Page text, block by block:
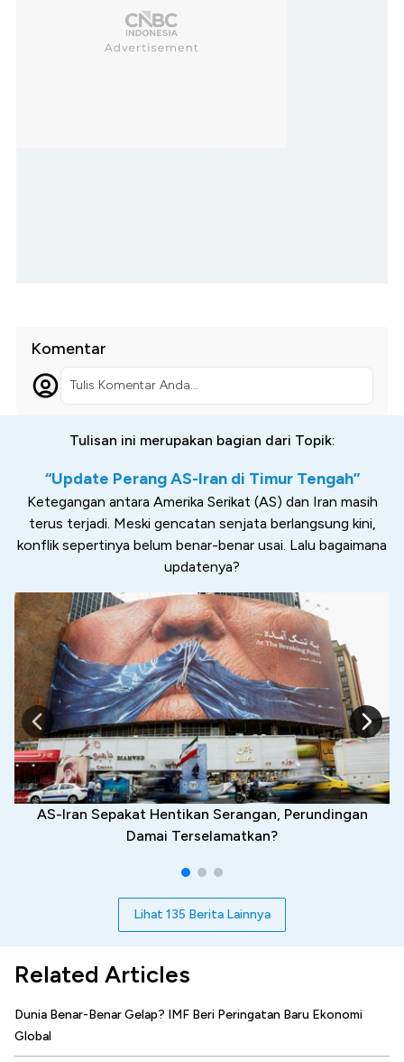
Komentar
Tulis Komentar Anda...
Tulisan ini merupakan bagian dari Topik:
“Update Perang AS-Iran di Timur Tengah”
Ketegangan antara Amerika Serikat (AS) dan Iran masih
terus terjadi. Meski gencatan senjata berlangsung kini,
konflik sepertinya belum benar-benar usai. Lalu bagaimana
updatenya?
AS-Iran Sepakat Hentikan Serangan, Perundingan
Damai Terselamatkan?
Lihat 135 Berita Lainnya
Related Articles
Dunia Benar-Benar Gelap? IMF Beri Peringatan Baru Ekonomi
Global